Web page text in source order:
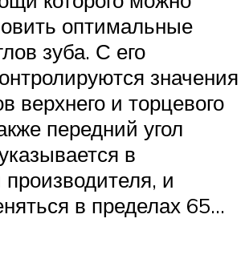
оптимальные
зуба. С его
значения
верхнего и торцевого
передний угол
в
производителя, и
в пределах 65…